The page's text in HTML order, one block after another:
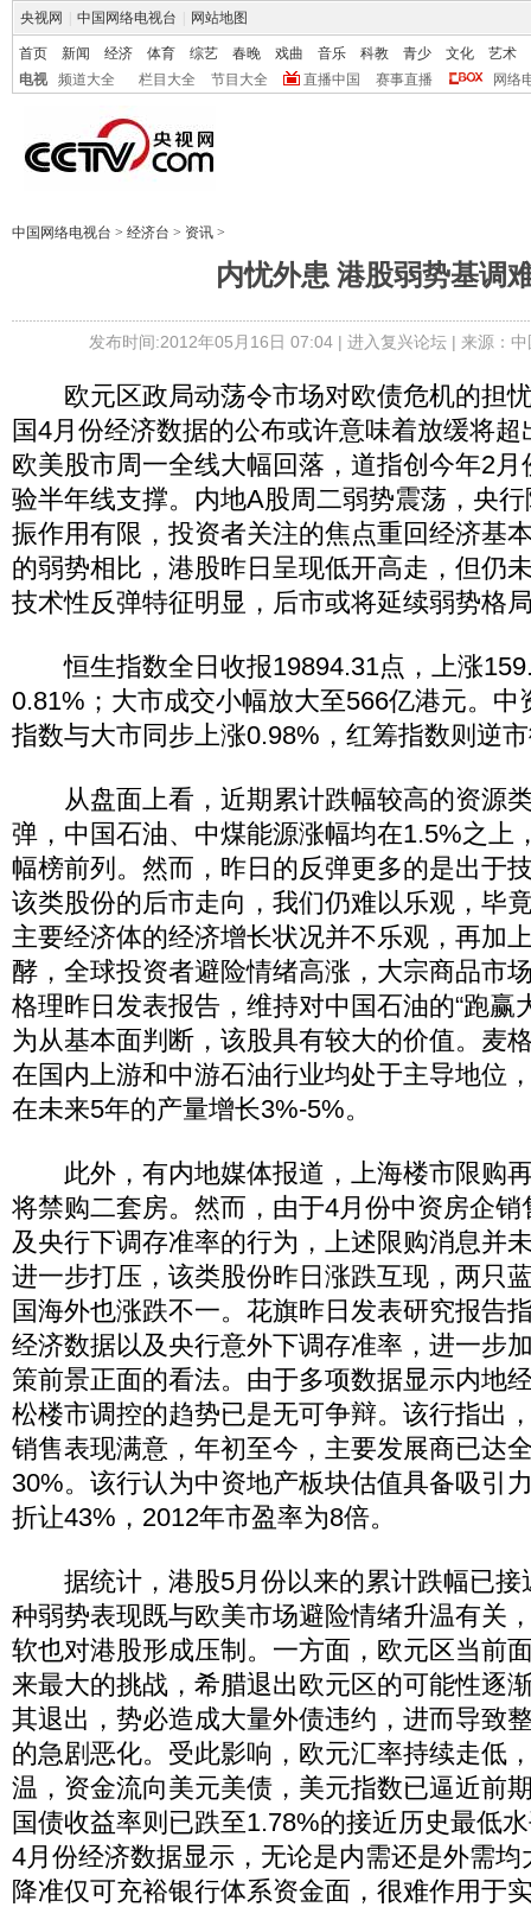
央视网 中国网络电视台 网站地图
首页 新闻 经济 体育 综艺 春晚 戏曲 音乐 科教 青少 文化
艺术
电视
频道大全 栏目大全 节目大全 直播中国 赛事直播 网络
中国网络电视台 > 经济台 > 资讯 >
内忧外患 港股弱势基调
发布时间:2012年05月16日 07:04 | 进入复兴论坛| 来源：
欧元区政局动荡令市场对欧债危机的担
国4月份经济数据的公布或许意味着放缓将
欧美股市周一全线大幅回落，道指创今年2
验半年线支撑。内地A股周二弱势震荡，央
振作用有限，投资者关注的焦点重回经济基
的弱势相比，港股昨日呈现低开高走，但仍
技术性反弹特征明显，后市或将延续弱势格
恒生指数全日收报19894.31点，上涨
0.81%；大市成交小幅放大至566亿港元。中
指数与大市同步上涨0.98%，红筹指数则逆
从盘面上看，近期累计跌幅较高的资源
弹，中国石油、中煤能源涨幅均在1.5%之上
幅榜前列。然而，昨日的反弹更多的是出于
该类股份的后市走向，我们仍难以乐观，毕
主要经济体的经济增长状况并不乐观，再加
酵，全球投资者避险情绪高涨，大宗商品市
格理昨日发表报告，维持对中国石油的“跑赢
为从基本面判断，该股具有较大的价值。麦
在国内上游和中游石油行业均处于主导地位
在未来5年的产量增长3%-5%。
此外，有内地媒体报道，上海楼市限购
将禁购二套房。然而，由于4月份中资房企
及央行下调存准率的行为，上述限购消息并
进一步打压，该类股份昨日涨跌互现，两只
国海外也涨跌不一。花旗昨日发表研究报告
经济数据以及央行意外下调存准率，进一步
策前景正面的看法。由于多项数据显示内地
松楼市调控的趋势已是无可争辩。该行指出
销售表现满意，年初至今，主要发展商已达
30%。该行认为中资地产板块估值具备吸引
折让43%，2012年市盈率为8倍。
据统计，港股5月份以来的累计跌幅已接
种弱势表现既与欧美市场避险情绪升温有关
软也对港股形成压制。一方面，欧元区当前
来最大的挑战，希腊退出欧元区的可能性逐
其退出，势必造成大量外债违约，进而导致
的急剧恶化。受此影响，欧元汇率持续走低
温，资金流向美元美债，美元指数已逼近前
国债收益率则已跌至1.78%的接近历史最低
4月份经济数据显示，无论是内需还是外需
降准仅可充裕银行体系资金面，很难作用于